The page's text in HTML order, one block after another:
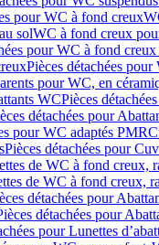
pour WC à fond creux
solWC à fond creux
pour WC à fond
Pièces détachées
pour WC, en
WCPièces
détachées pour
pour WC adaptés PMR
Pièces détachées pour
de WC à fond creux,
de WC à fond creux,
détachées pour
détachées pour
pour Lunettes